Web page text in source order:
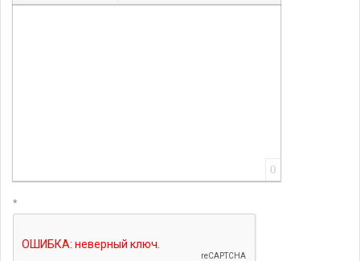
Вставить ссылку
Вставить защищенную ссылку
Вставить смайлик
Вставка скрытого текста
Вставка цитаты
Вставка спойлера
0
*